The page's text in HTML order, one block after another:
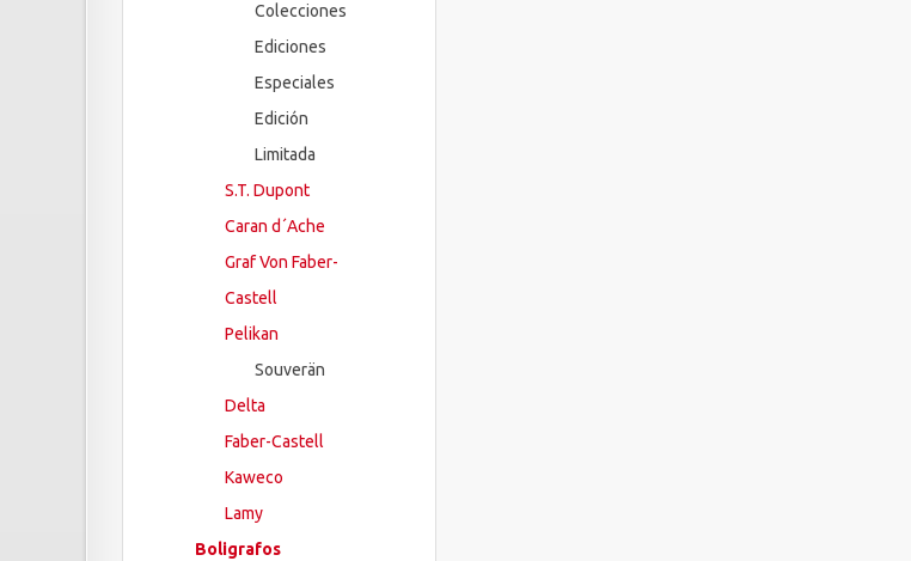
Colecciones
Ediciones
Especiales
Edición
Limitada
S.T. Dupont
Caran d´Ache
Graf Von Faber-
Castell
Pelikan
Souverän
Delta
Faber-Castell
Kaweco
Lamy
Boligrafos